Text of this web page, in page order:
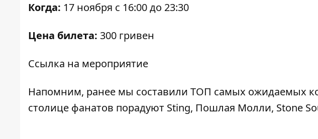
Когда: 17 ноября с 16:00 до 23:30
Цена билета: 300 гривен
Ссылка на мероприятие
Напомним, ранее мы составили ТОП самых ожидаемых
столице фанатов порадуют Sting, Пошлая Молли, Stone